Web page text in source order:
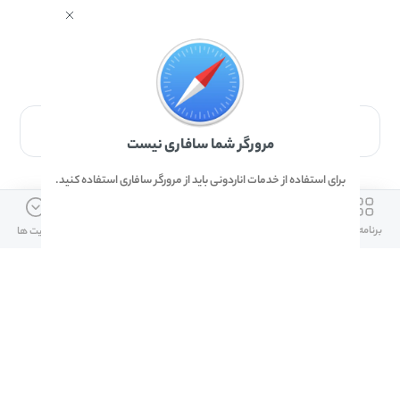
برای دانلود برنامه با مرورگر Safari وارد شوید.
ارتباط با ما
برنامه ها آپدیت ها
مرورگر شما سافاری نیست
برای استفاده از خدمات اناردونی باید از مرورگر سافاری استفاده کنید.